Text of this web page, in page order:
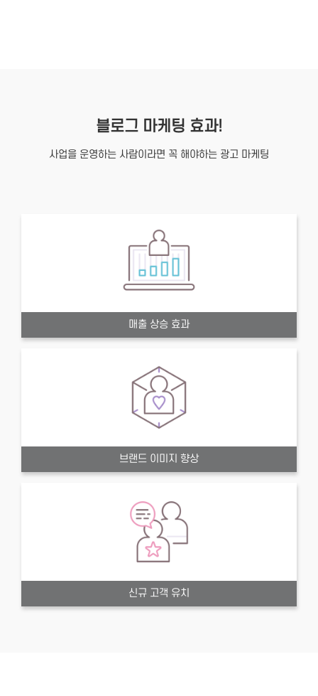
블로그 마케팅 효과!
사업을 운영하는 사람이라면 꼭 해야하는 광고 마케팅
매출 상승 효과
브랜드 이미지 향상
신규 고객 유치